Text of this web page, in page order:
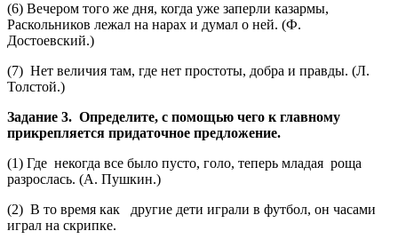
(6) Вечером того же дня, когда уже заперли казармы,
Раскольников лежал на нарах и думал о ней. (Ф.
Достоевский.)
(7) Нет величия там, где нет простоты, добра и правды. (Л.
Толстой.)
Задание 3. Определите, с помощью чего к главному
прикрепляется придаточное предложение.
(1) Где некогда все было пусто, голо, теперь младая роща
разрослась. (А. Пушкин.)
(2) В то время как другие дети играли в футбол, он часами
играл на скрипке.